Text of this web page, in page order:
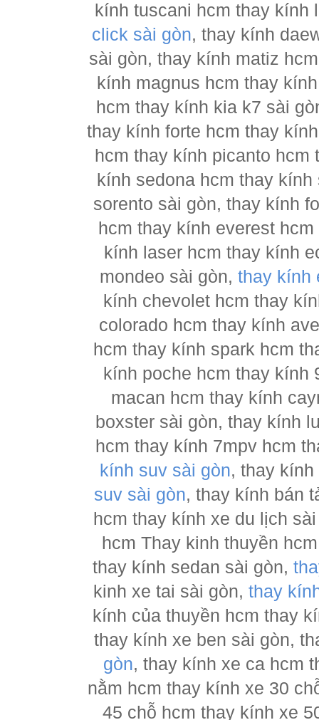
kính tuscani hcm thay
click sài gòn, thay kính
sài gòn, thay kính matiz
kính magnus hcm thay
hcm thay kính kia k7 sài
thay kính forte hcm thay
hcm thay kính picanto
kính sedona hcm thay
sorento sài gòn, thay kính
hcm thay kính everest
kính laser hcm thay kính
mondeo sài gòn, thay kính
kính chevolet hcm thay
colorado hcm thay kính
hcm thay kính spark hcm
kính poche hcm thay kính
macan hcm thay kính
boxster sài gòn, thay kính
hcm thay kính 7mpv hcm
kính suv sài gòn, thay
suv sài gòn, thay kính bán
hcm thay kính xe du lịch
hcm Thay kinh thuyền
thay kính sedan sài gòn,
kinh xe tai sài gòn, thay
kính của thuyền hcm thay
thay kính xe ben sài gòn,
gòn, thay kính xe ca hcm
nằm hcm thay kính xe 30
45 chỗ hcm thay kính xe